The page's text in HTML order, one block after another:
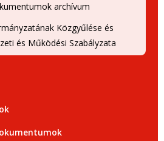
archívum
Közgyűlése és
és Működési Szabályzata